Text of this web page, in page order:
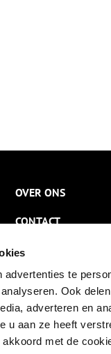
te
Ook
adverteren en
u aan ze heeft
met de
OVER ONS
CONTACT
NIEUWSBRIEF
DISCLAIMER
PRIVACY
TOEGANKELIJKHEID